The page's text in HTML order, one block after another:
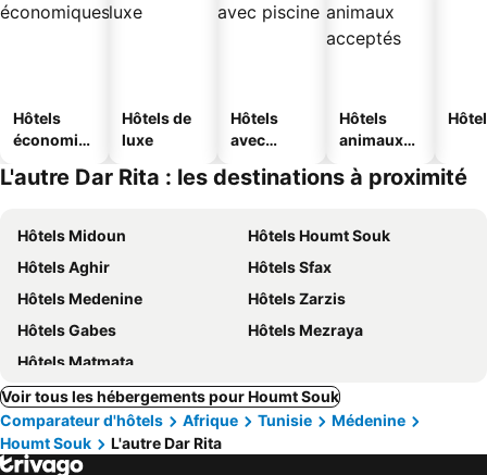
Hôtels
économiq
Hôtels de
luxe
Hôtels
avec
Hôtels
animaux
L'autre Dar Rita : les destinations à proximité
Hôtels Midoun
Hôtels Houmt Souk
Hôtels Aghir
Hôtels Sfax
Hôtels Medenine
Hôtels Zarzis
Hôtels Gabes
Hôtels Mezraya
Hôtels Matmata
Voir tous les hébergements pour Houmt Souk
Comparateur d'hôtels
Afrique Tunisie
Médenine
Houmt Souk
L'autre Dar Rita